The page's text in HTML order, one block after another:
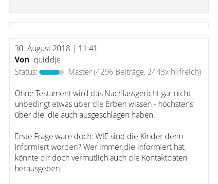
30. August 2018 | 11:41
Von quiddje
Status:
Master(4296 Beiträge, 2443x hilfreich)
Ohne Testament wird das Nachlassgericht gar nicht
unbedingt etwas über die Erben wissen - höchstens
über die, die auch ausgeschlagen haben.
Erste Frage wäre doch: WIE sind die Kinder denn
informiert worden? Wer immer die informiert hat,
könnte dir doch vermutlich auch die Kontaktdaten
herausgeben.